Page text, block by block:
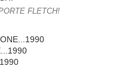
FLETCH!